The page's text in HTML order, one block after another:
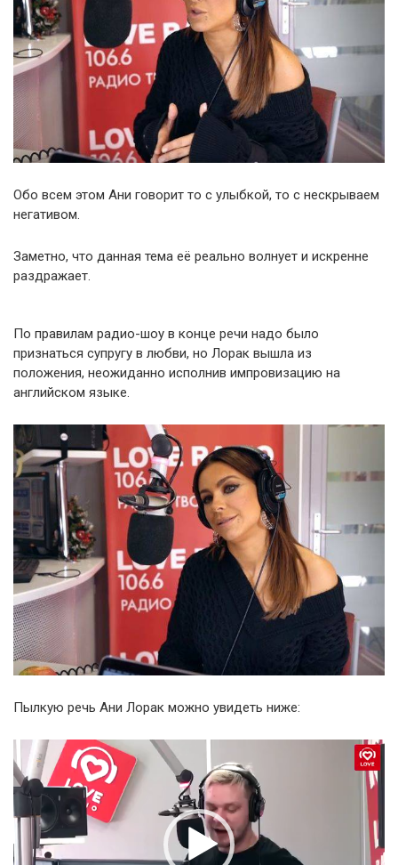
Обо всем этом Ани говорит то с улыбкой, то с нескрываем
негативом.
Заметно, что данная тема её реально волнует и искренне
раздражает.
По правилам радио-шоу в конце речи надо было
признаться супругу в любви, но Лорак вышла из
положения, неожиданно исполнив импровизацию на
английском языке.
Пылкую речь Ани Лорак можно увидеть ниже:
Видеоплеер